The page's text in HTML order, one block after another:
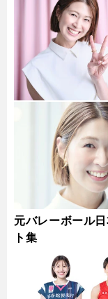
元バレーボール
ト集